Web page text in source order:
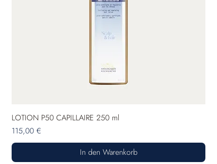
LOTION P50 CAPILLAIRE 250 ml
Preis
115,00 €
In den Warenkorb